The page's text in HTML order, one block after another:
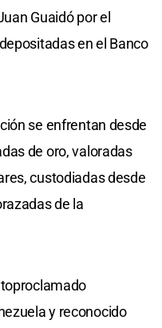
Guaidó por el
en el Banco
se enfrentan desde
de oro, valoradas
custodiadas desde
de la
y reconocido